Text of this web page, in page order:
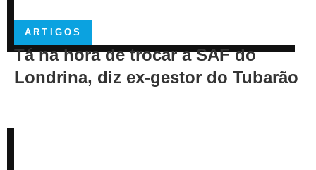
ARTIGOS
Tá na hora de trocar a SAF do
Londrina, diz ex-gestor do Tubarão